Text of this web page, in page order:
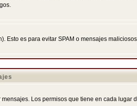
es para evitar SPAM o mensajes
Los permisos que tiene en cada lugar